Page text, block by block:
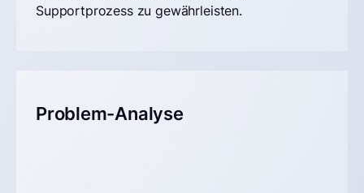
Supportprozess zu gewährleisten.
Problem-Analyse